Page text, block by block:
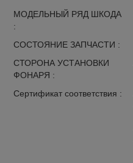
МОДЕЛЬНЫЙ РЯД ШКОДА
:
СОСТОЯНИЕ ЗАПЧАСТИ :
СТОРОНА УСТАНОВКИ
ФОНАРЯ :
Сертификат соответствия :